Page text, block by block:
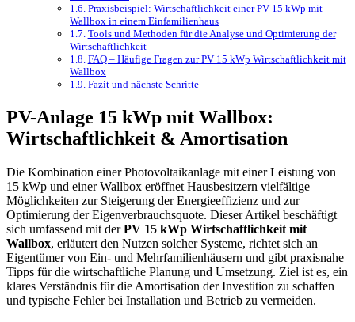
Praxisbeispiel: Wirtschaftlichkeit einer PV 15 kWp mit
Wallbox in einem Einfamilienhaus
Tools und Methoden für die Analyse und Optimierung der
Wirtschaftlichkeit
FAQ – Häufige Fragen zur PV 15 kWp Wirtschaftlichkeit mit
Wallbox
Fazit und nächste Schritte
PV-Anlage 15 kWp mit Wallbox:
Wirtschaftlichkeit & Amortisation
Die Kombination einer Photovoltaikanlage mit einer Leistung von
15 kWp und einer Wallbox eröffnet Hausbesitzern vielfältige
Möglichkeiten zur Steigerung der Energieeffizienz und zur
Optimierung der Eigenverbrauchsquote. Dieser Artikel beschäftigt
sich umfassend mit derPV 15 kWp Wirtschaftlichkeit mit
Wallbox, erläutert den Nutzen solcher Systeme, richtet sich an
Eigentümer von Ein- und Mehrfamilienhäusern und gibt praxisnahe
Tipps für die wirtschaftliche Planung und Umsetzung. Ziel ist es, ein
klares Verständnis für die Amortisation der Investition zu schaffen
und typische Fehler bei Installation und Betrieb zu vermeiden.